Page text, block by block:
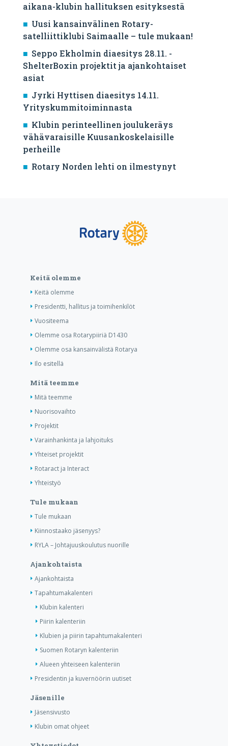
aikana-klubin hallituksen esityksestä
Uusi kansainvälinen Rotary-
satelliittiklubi Saimaalle – tule mukaan!
Seppo Ekholmin diaesitys 28.11. -
ShelterBoxin projektit ja ajankohtaiset
asiat
Jyrki Hyttisen diaesitys 14.11.
Yrityskummitoiminnasta
Klubin perinteellinen joulukeräys
vähävaraisille Kuusankoskelaisille
perheille
Rotary Norden lehti on ilmestynyt
Keitä olemme
Keitä olemme
Presidentti, hallitus ja toimihenkilöt
Vuositeema
Olemme osa Rotarypiiriä D1430
Olemme osa kansainvälistä Rotarya
Ilo esitellä
Mitä teemme
Mitä teemme
Nuorisovaihto
Projektit
Varainhankinta ja lahjoituks
Yhteiset projektit
Rotaract ja Interact
Yhteistyö
Tule mukaan
Tule mukaan
Kiinnostaako jäsenyys?
RYLA – Johtajuuskoulutus nuorille
Ajankohtaista
Ajankohtaista
Tapahtumakalenteri
Klubin kalenteri
Piirin kalenteriin
Klubien ja piirin tapahtumakalenteri
Suomen Rotaryn kalenteriin
Alueen yhteiseen kalenteriin
Presidentin ja kuvernöörin uutiset
Jäsenille
Jäsensivusto
Klubin omat ohjeet